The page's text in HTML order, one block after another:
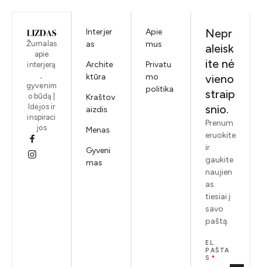
Žurnalas
apie
interjerą
gyvenim
o būdą |
Idėjos ir
inspiraci
jos
Interjer
as
Archite
ktūra
Kraštov
aizdis
Menas
Gyveni
mas
Apie
mus
Privatu
mo
politika
Nepr
aleisk
ite nė
vieno
straip
snio.
Prenum
eruokite
ir
gaukite
naujien
as
tiesiai į
savo
paštą.
EL.
PAŠTA
S